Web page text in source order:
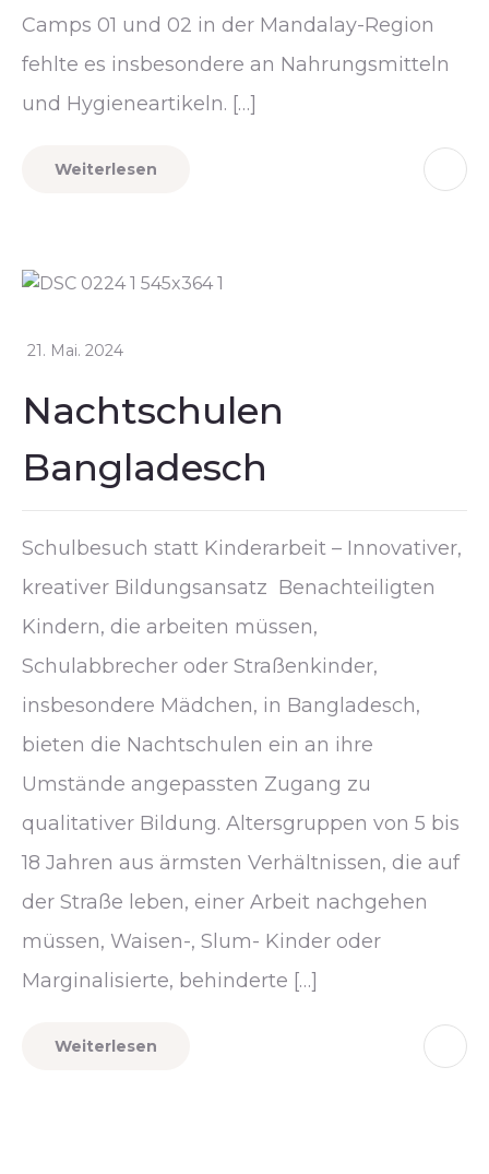
Camps 01 und 02 in der Mandalay-Region
fehlte es insbesondere an Nahrungsmitteln
und Hygieneartikeln. […]
Weiterlesen
21. Mai. 2024
Nachtschulen
Bangladesch
Schulbesuch statt Kinderarbeit – Innovativer,
kreativer Bildungsansatz Benachteiligten
Kindern, die arbeiten müssen,
Schulabbrecher oder Straßenkinder,
insbesondere Mädchen, in Bangladesch,
bieten die Nachtschulen ein an ihre
Umstände angepassten Zugang zu
qualitativer Bildung. Altersgruppen von 5 bis
18 Jahren aus ärmsten Verhältnissen, die auf
der Straße leben, einer Arbeit nachgehen
müssen, Waisen-, Slum- Kinder oder
Marginalisierte, behinderte […]
Weiterlesen